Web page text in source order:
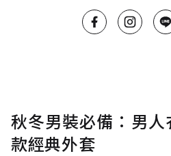
秋冬男裝必備：男
款經典外套